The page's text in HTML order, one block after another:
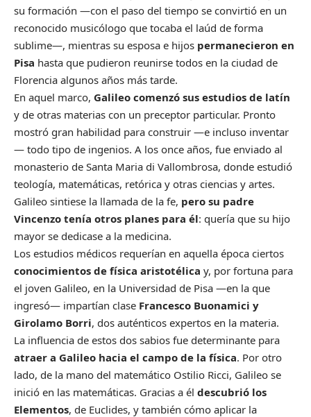
su formación —con el paso del tiempo se convirtió en un
reconocido musicólogo que tocaba el laúd de forma
sublime—, mientras su esposa e hijos permanecieron en
Pisa hasta que pudieron reunirse todos en la ciudad de
Florencia algunos años más tarde.
En aquel marco, Galileo comenzó sus estudios de latín
y de otras materias con un preceptor particular. Pronto
mostró gran habilidad para construir —e incluso inventar
— todo tipo de ingenios. A los once años, fue enviado al
monasterio de Santa Maria di Vallombrosa, donde estudió
teología, matemáticas, retórica y otras ciencias y artes.
Galileo sintiese la llamada de la fe, pero su padre
Vincenzo tenía otros planes para él: quería que su hijo
mayor se dedicase a la medicina.
Los estudios médicos requerían en aquella época ciertos
conocimientos de física aristotélica y, por fortuna para
el joven Galileo, en la Universidad de Pisa —en la que
ingresó— impartían clase Francesco Buonamici y
Girolamo Borri, dos auténticos expertos en la materia.
La influencia de estos dos sabios fue determinante para
atraer a Galileo hacia el campo de la física. Por otro
lado, de la mano del matemático Ostilio Ricci, Galileo se
inició en las matemáticas. Gracias a él descubrió los
Elementos, de Euclides, y también cómo aplicar la